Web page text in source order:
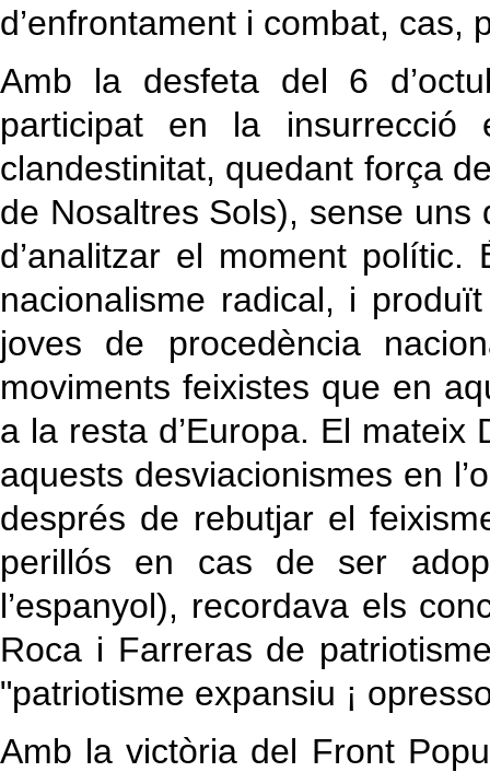
d’enfrontament i combat, cas,
Amb la desfeta del 6
participat en la
clandestinitat, quedant força
de Nosaltres Sols), sense
d’analitzar el moment
nacionalisme radical, i
joves de procedència
moviments feixistes que en
a la resta d’Europa. El
aquests desviacionismes en
després de rebutjar el
perillós en cas de ser
l’espanyol), recordava els
Roca i Farreras de
"patriotisme expansiu ¡
Amb la victòria del Front